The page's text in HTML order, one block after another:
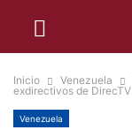
Inicio Venezuela
exdirectivos de DirecTV
Venezuela